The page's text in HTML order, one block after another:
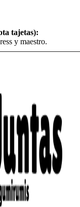
tajetas):
y maestro.